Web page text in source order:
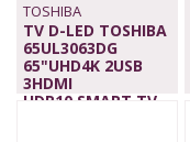
TOSHIBA
TV D-LED TOSHIBA
65UL3063DG
65"UHD4K 2USB
3HDMI
HDR10,SMART TV,